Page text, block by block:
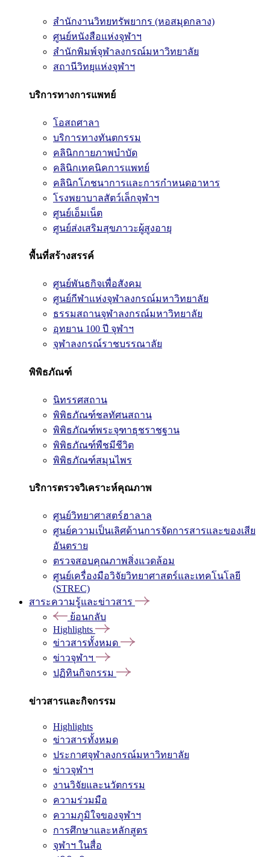
สำนักงานวิทยทรัพยากร (หอสมุดกลาง)
ศูนย์หนังสือแห่งจุฬาฯ
สำนักพิมพ์จุฬาลงกรณ์มหาวิทยาลัย
สถานีวิทยุแห่งจุฬาฯ
บริการทางการแพทย์
โอสถศาลา
บริการทางทันตกรรม
คลินิกกายภาพบำบัด
คลินิกเทคนิคการแพทย์
คลินิกโภชนาการและการกำหนดอาหาร
โรงพยาบาลสัตว์เล็กจุฬาฯ
ศูนย์เอ็มเน็ต
ศูนย์ส่งเสริมสุขภาวะผู้สูงอายุ
พื้นที่สร้างสรรค์
ศูนย์พันธกิจเพื่อสังคม
ศูนย์กีฬาแห่งจุฬาลงกรณ์มหาวิทยาลัย
ธรรมสถานจุฬาลงกรณ์มหาวิทยาลัย
อุทยาน 100 ปี จุฬาฯ
จุฬาลงกรณ์ราชบรรณาลัย
พิพิธภัณฑ์
นิทรรศสถาน
พิพิธภัณฑ์ชลทัศนสถาน
พิพิธภัณฑ์พระจุฑาธุชราชฐาน
พิพิธภัณฑ์พืชมีชีวิต
พิพิธภัณฑ์สมุนไพร
บริการตรวจวิเคราะห์คุณภาพ
ศูนย์วิทยาศาสตร์ฮาลาล
ศูนย์ความเป็นเลิศด้านการจัดการสารและของเสีย
อันตราย
ตรวจสอบคุณภาพสิ่งแวดล้อม
ศูนย์เครื่องมือวิจัยวิทยาศาสตร์และเทคโนโลยี
(STREC)
สาระความรู้และข่าวสาร
ย้อนกลับ
Highlights
ข่าวสารทั้งหมด
ข่าวจุฬาฯ
ปฏิทินกิจกรรม
ข่าวสารและกิจกรรม
Highlights
ข่าวสารทั้งหมด
ประกาศจุฬาลงกรณ์มหาวิทยาลัย
ข่าวจุฬาฯ
งานวิจัยและนวัตกรรม
ความร่วมมือ
ความภูมิใจของจุฬาฯ
การศึกษาและหลักสูตร
จุฬาฯ ในสื่อ